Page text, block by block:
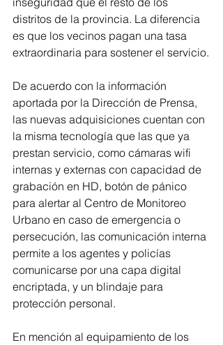
distritos de la provincia. La diferencia
es que los vecinos pagan una tasa
extraordinaria para sostener el servicio.
De acuerdo con la información
aportada por la Dirección de Prensa,
las nuevas adquisiciones cuentan con
la misma tecnología que las que ya
prestan servicio, como cámaras wifi
internas y externas con capacidad de
grabación en HD, botón de pánico
para alertar al Centro de Monitoreo
Urbano en caso de emergencia o
persecución, las comunicación interna
permite a los agentes y policías
comunicarse por una capa digital
encriptada, y un blindaje para
protección personal.
En mención al equipamiento de los